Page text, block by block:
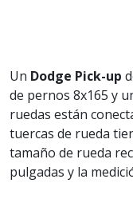
Un Dodge Pick-up
de pernos 8x165 y
ruedas están
tuercas de rueda
tamaño de rueda
pulgadas y la